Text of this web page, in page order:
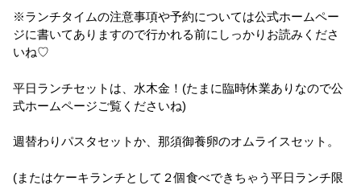
※ランチタイムの注意事項や予約については公式ホームペー
ジに書いてありますので行かれる前にしっかりお読みくださ
いね♡
平日ランチセットは、水木金！(たまに臨時休業ありなので公
式ホームページご覧くださいね)
週替わりパスタセットか、那須御養卵のオムライスセット。
(またはケーキランチとして２個食べできちゃう平日ランチ限